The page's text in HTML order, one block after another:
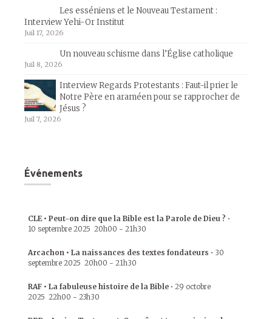
Les esséniens et le Nouveau Testament :
Interview Yehi-Or Institut
Juil 17, 2026
Un nouveau schisme dans l’Église catholique
Juil 8, 2026
Interview Regards Protestants : Faut-il prier le
Notre Père en araméen pour se rapprocher de
Jésus ?
Juil 7, 2026
Événements
CLE • Peut-on dire que la Bible est la Parole de Dieu ? •
10 septembre 2025 20h00 - 21h30
Arcachon • La naissances des textes fondateurs • 30
septembre 2025 20h00 - 21h30
RAF • La fabuleuse histoire de la Bible • 29 octobre
2025 22h00 - 23h30